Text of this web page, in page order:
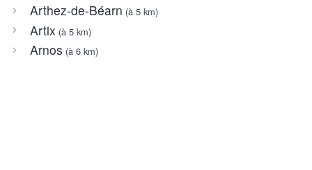
Arthez-de-Béarn (à 5 km)
Artix (à 5 km)
Arnos (à 6 km)